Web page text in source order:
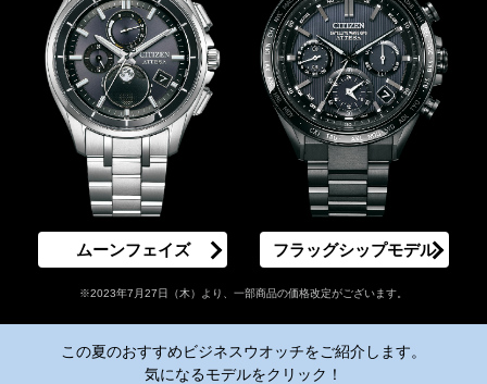
ムーンフェイズ フラッグシップモデル
※2023年7月27日（木）より、一部商品の価格改定がございます。
この夏のおすすめビジネスウオッチをご紹介します。
気になるモデルをクリック！